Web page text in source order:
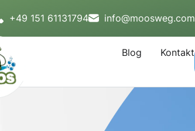
+49 151 61131794 info@moosweg.com
Blog
Kontakt